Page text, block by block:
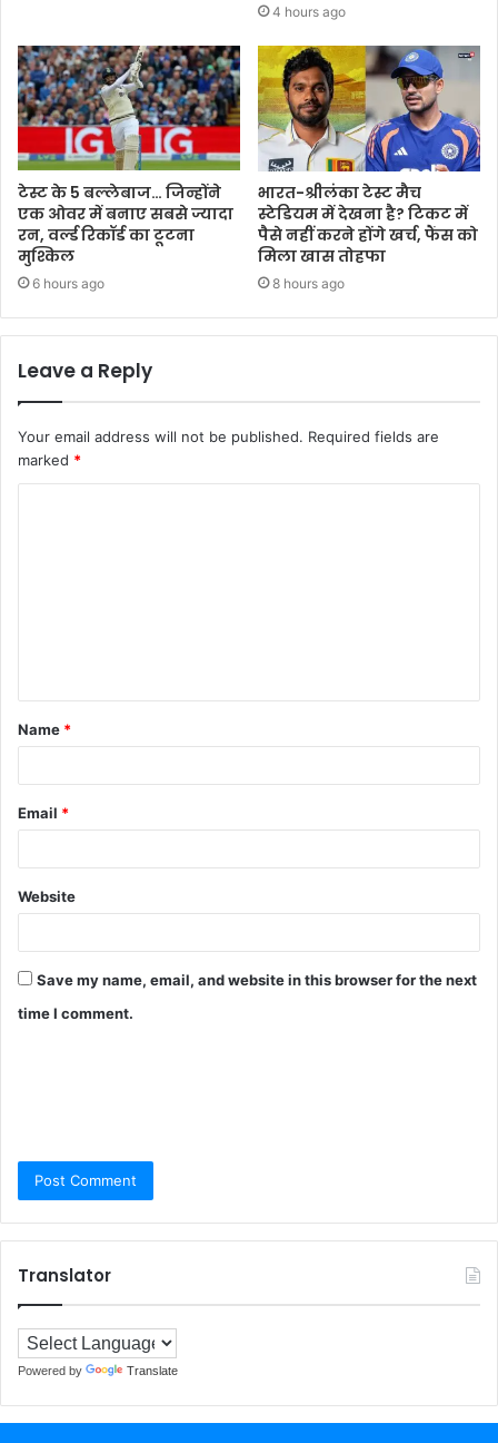
4 hours ago
टेस्ट के 5 बल्लेबाज… जिन्होंने
एक ओवर में बनाए सबसे ज्यादा
रन, वर्ल्ड रिकॉर्ड का टूटना
मुश्किल
6 hours ago
भारत-श्रीलंका टेस्ट मैच
स्टेडियम में देखना है? टिकट में
पैसे नहीं करने होंगे खर्च, फैंस को
मिला खास तोहफा
8 hours ago
Leave a Reply
Your email address will not be published. Required fields are
marked *
Name *
Email *
Website
Save my name, email, and website in this browser for the next
time I comment.
Translator
Powered by Translate